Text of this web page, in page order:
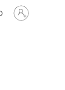
Log
på
din